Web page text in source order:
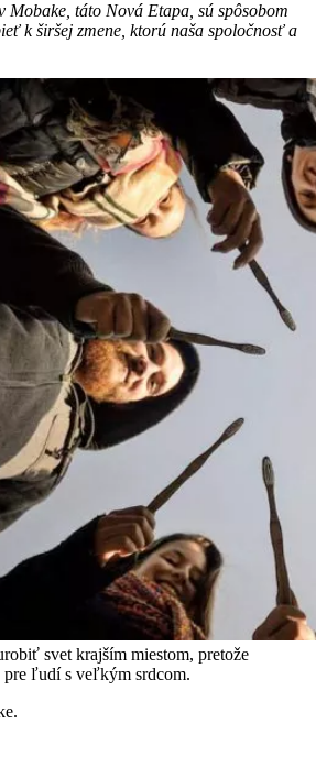
Mobake, táto Nová Etapa, sú spôsobom
k širšej zmene, ktorú naša spoločnosť a
svet krajším miestom, pretože
pre ľudí s veľkým srdcom.